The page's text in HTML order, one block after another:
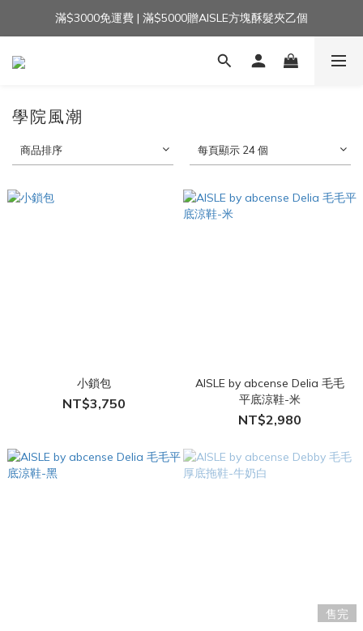
加入官方LINE｜領$100 👉
滿$3000免運費 | 滿$5000贈AISLE方塊酥髮夾乙個
加入官方LINE｜領$100 👉
學院風潮
商品排序 每頁顯示 24 個
小鎖包
NT$3,750
AISLE by abcense Delia 毛毛
平底涼鞋-米
NT$2,980
售完